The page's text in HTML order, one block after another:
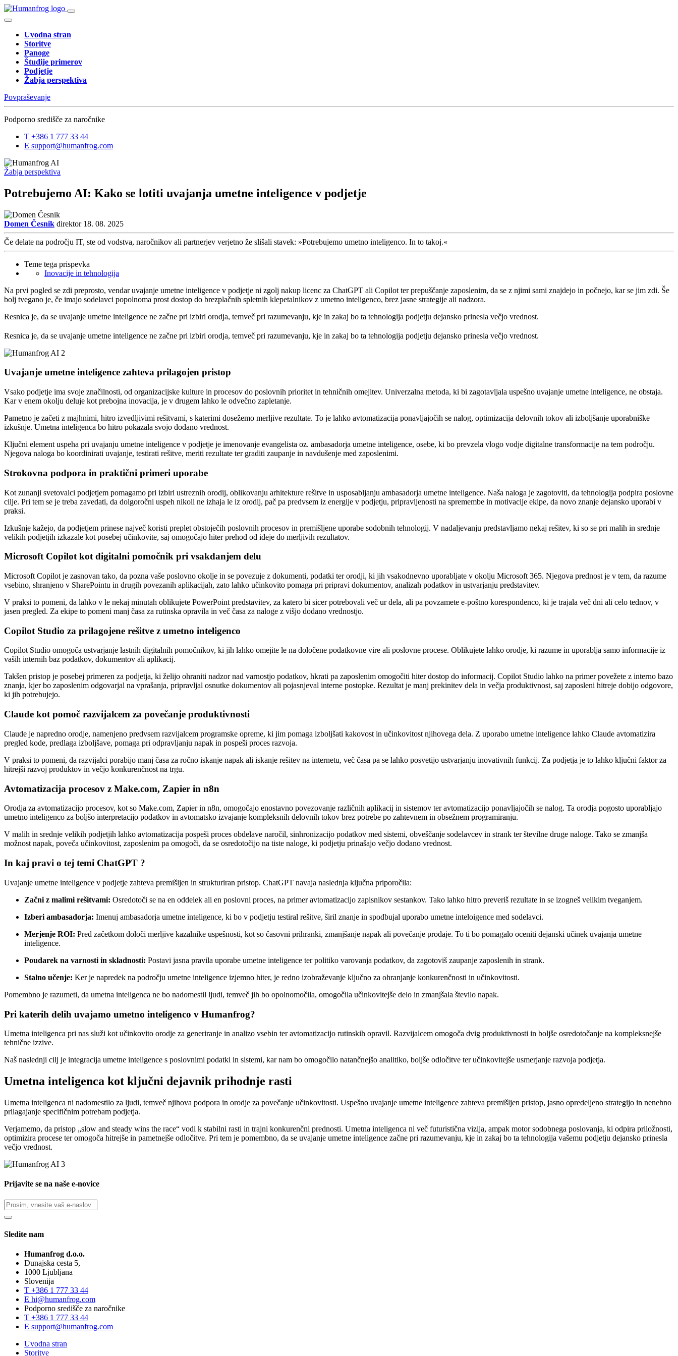
Uvodna stran
Storitve
Panoge
Študije primerov
Podjetje
Žabja perspektiva
Povpraševanje
Podporno središče za naročnike
T +386 1 777 33 44
E support@humanfrog.com
Žabja perspektiva
Potrebujemo AI: Kako se lotiti uvajanja umetne inteligence v podjetje
Domen Česnik direktor 18. 08. 2025
Če delate na področju IT, ste od vodstva, naročnikov ali partnerjev verjetno že slišali stavek: »Potrebujemo umetno inteligenco. In to takoj.«
Teme tega prispevka
Inovacije in tehnologija
Na prvi pogled se zdi preprosto, vendar uvajanje umetne inteligence v podjetje ni zgolj nakup licenc za ChatGPT ali Copilot ter prepuščanje zaposlenim, da se z njimi sami znajdejo in počnejo, kar se jim zdi. Še
bolj tvegano je, če imajo sodelavci popolnoma prost dostop do brezplačnih spletnih klepetalnikov z umetno inteligenco, brez jasne strategije ali nadzora.
Resnica je, da se uvajanje umetne inteligence ne začne pri izbiri orodja, temveč pri razumevanju, kje in zakaj bo ta tehnologija podjetju dejansko prinesla večjo vrednost.
Resnica je, da se uvajanje umetne inteligence ne začne pri izbiri orodja, temveč pri razumevanju, kje in zakaj bo ta tehnologija podjetju dejansko prinesla večjo vrednost.
Uvajanje umetne inteligence zahteva prilagojen pristop
Vsako podjetje ima svoje značilnosti, od organizacijske kulture in procesov do poslovnih prioritet in tehničnih omejitev. Univerzalna metoda, ki bi zagotavljala uspešno uvajanje umetne inteligence, ne obstaja.
Kar v enem okolju deluje kot prebojna inovacija, je v drugem lahko le odvečno zapletanje.
Pametno je začeti z majhnimi, hitro izvedljivimi rešitvami, s katerimi dosežemo merljive rezultate. To je lahko avtomatizacija ponavljajočih se nalog, optimizacija delovnih tokov ali izboljšanje uporabniške
izkušnje. Umetna inteligenca bo hitro pokazala svojo dodano vrednost.
Ključni element uspeha pri uvajanju umetne inteligence v podjetje je imenovanje evangelista oz. ambasadorja umetne inteligence, osebe, ki bo prevzela vlogo vodje digitalne transformacije na tem področju.
Njegova naloga bo koordinirati uvajanje, testirati rešitve, meriti rezultate ter graditi zaupanje in navdušenje med zaposlenimi.
Strokovna podpora in praktični primeri uporabe
Kot zunanji svetovalci podjetjem pomagamo pri izbiri ustreznih orodij, oblikovanju arhitekture rešitve in usposabljanju ambasadorja umetne inteligence. Naša naloga je zagotoviti, da tehnologija podpira poslovne
cilje. Pri tem se je treba zavedati, da dolgoročni uspeh nikoli ne izhaja le iz orodij, pač pa predvsem iz energije v podjetju, pripravljenosti na spremembe in motivacije ekipe, da novo znanje dejansko uporabi v
praksi.
Izkušnje kažejo, da podjetjem prinese največ koristi preplet obstoječih poslovnih procesov in premišljene uporabe sodobnih tehnologij. V nadaljevanju predstavljamo nekaj rešitev, ki so se pri malih in srednje
velikih podjetjih izkazale kot posebej učinkovite, saj omogočajo hiter prehod od ideje do merljivih rezultatov.
Microsoft Copilot kot digitalni pomočnik pri vsakdanjem delu
Microsoft Copilot je zasnovan tako, da pozna vaše poslovno okolje in se povezuje z dokumenti, podatki ter orodji, ki jih vsakodnevno uporabljate v okolju Microsoft 365. Njegova prednost je v tem, da razume
vsebino, shranjeno v SharePointu in drugih povezanih aplikacijah, zato lahko učinkovito pomaga pri pripravi dokumentov, analizah podatkov in ustvarjanju predstavitev.
V praksi to pomeni, da lahko v le nekaj minutah oblikujete PowerPoint predstavitev, za katero bi sicer potrebovali več ur dela, ali pa povzamete e-poštno korespondenco, ki je trajala več dni ali celo tednov, v
jasen pregled. Za ekipe to pomeni manj časa za rutinska opravila in več časa za naloge z višjo dodano vrednostjo.
Copilot Studio za prilagojene rešitve z umetno inteligenco
Copilot Studio omogoča ustvarjanje lastnih digitalnih pomočnikov, ki jih lahko omejite le na določene podatkovne vire ali poslovne procese. Oblikujete lahko orodje, ki razume in uporablja samo informacije iz
vaših internih baz podatkov, dokumentov ali aplikacij.
Takšen pristop je posebej primeren za podjetja, ki želijo ohraniti nadzor nad varnostjo podatkov, hkrati pa zaposlenim omogočiti hiter dostop do informacij. Copilot Studio lahko na primer povežete z interno bazo
znanja, kjer bo zaposlenim odgovarjal na vprašanja, pripravljal osnutke dokumentov ali pojasnjeval interne postopke. Rezultat je manj prekinitev dela in večja produktivnost, saj zaposleni hitreje dobijo odgovore,
ki jih potrebujejo.
Claude kot pomoč razvijalcem za povečanje produktivnosti
Claude je napredno orodje, namenjeno predvsem razvijalcem programske opreme, ki jim pomaga izboljšati kakovost in učinkovitost njihovega dela. Z uporabo umetne inteligence lahko Claude avtomatizira
pregled kode, predlaga izboljšave, pomaga pri odpravljanju napak in pospeši proces razvoja.
V praksi to pomeni, da razvijalci porabijo manj časa za ročno iskanje napak ali iskanje rešitev na internetu, več časa pa se lahko posvetijo ustvarjanju inovativnih funkcij. Za podjetja je to lahko ključni faktor za
hitrejši razvoj produktov in večjo konkurenčnost na trgu.
Avtomatizacija procesov z Make.com, Zapier in n8n
Orodja za avtomatizacijo procesov, kot so Make.com, Zapier in n8n, omogočajo enostavno povezovanje različnih aplikacij in sistemov ter avtomatizacijo ponavljajočih se nalog. Ta orodja pogosto uporabljajo
umetno inteligenco za boljšo interpretacijo podatkov in avtomatsko izvajanje kompleksnih delovnih tokov brez potrebe po zahtevnem in obsežnem programiranju.
V malih in srednje velikih podjetjih lahko avtomatizacija pospeši proces obdelave naročil, sinhronizacijo podatkov med sistemi, obveščanje sodelavcev in strank ter številne druge naloge. Tako se zmanjša
možnost napak, poveča učinkovitost, zaposlenim pa omogoči, da se osredotočijo na tiste naloge, ki podjetju prinašajo večjo dodano vrednost.
In kaj pravi o tej temi ChatGPT ?
Uvajanje umetne inteligence v podjetje zahteva premišljen in strukturiran pristop. ChatGPT navaja naslednja ključna priporočila:
Začni z malimi rešitvami: Osredotoči se na en oddelek ali en poslovni proces, na primer avtomatizacijo zapisnikov sestankov. Tako lahko hitro preveriš rezultate in se izogneš velikim tveganjem.
Izberi ambasadorja: Imenuj ambasadorja umetne inteligence, ki bo v podjetju testiral rešitve, širil znanje in spodbujal uporabo umetne inteloigence med sodelavci.
Merjenje ROI: Pred začetkom določi merljive kazalnike uspešnosti, kot so časovni prihranki, zmanjšanje napak ali povečanje prodaje. To ti bo pomagalo oceniti dejanski učinek uvajanja umetne
inteligence.
Poudarek na varnosti in skladnosti: Postavi jasna pravila uporabe umetne inteligence ter politiko varovanja podatkov, da zagotoviš zaupanje zaposlenih in strank.
Stalno učenje: Ker je napredek na področju umetne inteligence izjemno hiter, je redno izobraževanje ključno za ohranjanje konkurenčnosti in učinkovitosti.
Pomembno je razumeti, da umetna inteligenca ne bo nadomestil ljudi, temveč jih bo opolnomočila, omogočila učinkovitejše delo in zmanjšala število napak.
Pri katerih delih uvajamo umetno inteligenco v Humanfrog?
Umetna inteligenca pri nas služi kot učinkovito orodje za generiranje in analizo vsebin ter avtomatizacijo rutinskih opravil. Razvijalcem omogoča dvig produktivnosti in boljše osredotočanje na kompleksnejše
tehnične izzive.
Naš naslednji cilj je integracija umetne inteligence s poslovnimi podatki in sistemi, kar nam bo omogočilo natančnejšo analitiko, boljše odločitve ter učinkovitejše usmerjanje razvoja podjetja.
Umetna inteligenca kot ključni dejavnik prihodnje rasti
Umetna inteligenca ni nadomestilo za ljudi, temveč njihova podpora in orodje za povečanje učinkovitosti. Uspešno uvajanje umetne inteligence zahteva premišljen pristop, jasno opredeljeno strategijo in nenehno
prilagajanje specifičnim potrebam podjetja.
Verjamemo, da pristop „slow and steady wins the race“ vodi k stabilni rasti in trajni konkurenčni prednosti. Umetna inteligenca ni več futuristična vizija, ampak motor sodobnega poslovanja, ki odpira priložnosti,
optimizira procese ter omogoča hitrejše in pametnejše odločitve. Pri tem je pomembno, da se uvajanje umetne inteligence začne pri razumevanju, kje in zakaj bo ta tehnologija vašemu podjetju dejansko prinesla
večjo vrednost.
Prijavite se na naše e-novice
Sledite nam
Humanfrog d.o.o.
Dunajska cesta 5,
1000 Ljubljana
Slovenija
T +386 1 777 33 44
E hi@humanfrog.com
Podporno središče za naročnike
T +386 1 777 33 44
E support@humanfrog.com
Uvodna stran
Storitve